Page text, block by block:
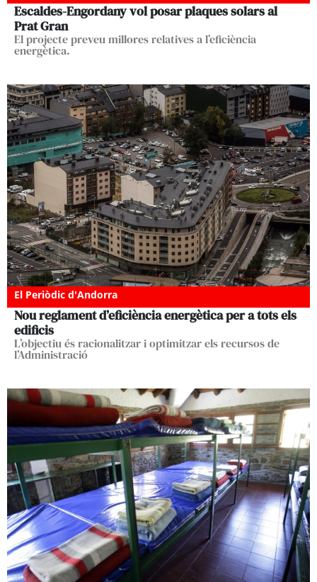
Escaldes-Engordany vol posar plaques solars al
Prat Gran
El projecte preveu millores relatives a l’eficiència
energètica.
El Periòdic d'Andorra
Nou reglament d’eficiència energètica per a tots els
edificis
L’objectiu és racionalitzar i optimitzar els recursos de
l’Administració